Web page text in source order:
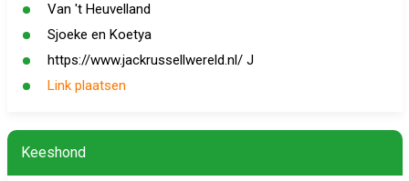
Van 't Heuvelland
Sjoeke en Koetya
https://www.jackrussellwereld.nl/ J
Link plaatsen
Keeshond